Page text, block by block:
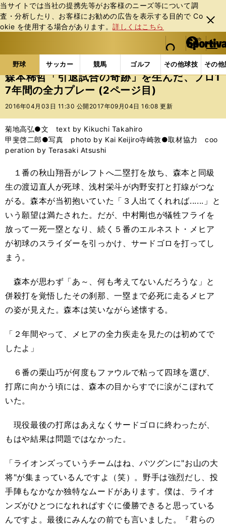
当サイトでは当社の提携先等がお客様のニーズ等について調
査・分析したり、お客様にお勧めの広告を表⽰する⽬的で Co
okie を使⽤する場合があります。詳しくはこちら
閉じ
る
web Sportiva (webスポルティーバ)
検索
マイペ
ー
ジ
メニュ
野球 サッカー 競馬 ゴルフ その他球技 その
b
ス
ポ
ル
バ
野球の記事一覧 プロ野球 森本稀哲「引退試合の奇
森本稀哲「引退試合の奇跡」を生んだ、プロ1
7年間の全力プレー (2ページ目)
2016年04月03日 11:30 公開 2017年09月04日 16:08 更新
菊地高弘●文 text by Kikuchi Takahiro
甲斐啓二郎●写真 photo by Kai Keijiro寺崎敦●取材協力 coo
peration by Terasaki Atsushi
１番の秋山翔吾がレフトへ二塁打を放ち、森本と同級
生の渡辺直人が死球、浅村栄斗が内野安打と打線がつな
がる。森本が当初抱いていた「３人出てくれれば......」と
いう願望は満たされた。だが、中村剛也が犠牲フライを
放って一死一塁となり、続く５番のエルネスト・メヒア
が初球のスライダーを引っかけ、サードゴロを打ってし
まう。
森本が思わず「あ～、何も考えてないんだろうな」と
併殺打を覚悟したその刹那、一塁まで必死に走るメヒア
の姿が見えた。森本は笑いながら述懐する。
「２年間やって、メヒアの全力疾走を見たのは初めてで
したよ」
６番の栗山巧が何度もファウルで粘って四球を選び、
打席に向かう頃には、森本の目からすでに涙がこぼれて
いた。
現役最後の打席はあえなくサードゴロに終わったが、
もはや結果は問題ではなかった。
「ライオンズっていうチームはね、バツグンに"お山の大
将"が集まっているんですよ（笑）。野手は強烈だし、投
手陣もなかなか独特なムードがあります。僕は、ライオ
ンズがひとつになれればすぐに優勝できると思っている
んですよ。最後にみんなの前でも言いました。『君らの